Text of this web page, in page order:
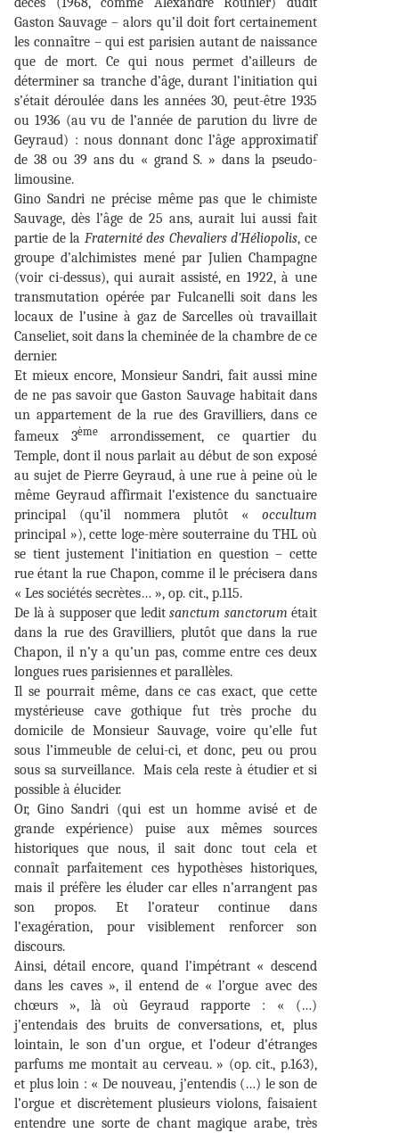
Gaston Sauvage – alors qu’il doit fort certainement
les connaître – qui est parisien autant de naissance
que de mort. Ce qui nous permet d’ailleurs de
déterminer sa tranche d’âge, durant l’initiation qui
s’était déroulée dans les années 30, peut-être 1935
ou 1936 (au vu de l’année de parution du livre de
Geyraud) : nous donnant donc l’âge approximatif
de 38 ou 39 ans du « grand S. » dans la pseudo-
limousine.
Gino Sandri ne précise même pas que le chimiste
Sauvage, dès l’âge de 25 ans, aurait lui aussi fait
partie de la Fraternité des Chevaliers d’Héliopolis, ce
groupe d’alchimistes mené par Julien Champagne
(voir ci-dessus), qui aurait assisté, en 1922, à une
transmutation opérée par Fulcanelli soit dans les
locaux de l’usine à gaz de Sarcelles où travaillait
Canseliet, soit dans la cheminée de la chambre de ce
dernier.
Et mieux encore, Monsieur Sandri, fait aussi mine
de ne pas savoir que Gaston Sauvage habitait dans
un appartement de la rue des Gravilliers, dans ce
fameux 3ème
arrondissement, ce quartier du
Temple, dont il nous parlait au début de son exposé
au sujet de Pierre Geyraud, à une rue à peine où le
même Geyraud affirmait l’existence du sanctuaire
principal (qu’il nommera plutôt « occultum
principal »), cette loge-mère souterraine du THL où
se tient justement l’initiation en question – cette
rue étant la rue Chapon, comme il le précisera dans
« Les sociétés secrètes… », op. cit., p.115.
De là à supposer que ledit sanctum sanctorum était
dans la rue des Gravilliers, plutôt que dans la rue
Chapon, il n’y a qu’un pas, comme entre ces deux
longues rues parisiennes et parallèles.
Il se pourrait même, dans ce cas exact, que cette
mystérieuse cave gothique fut très proche du
domicile de Monsieur Sauvage, voire qu’elle fut
sous l’immeuble de celui-ci, et donc, peu ou prou
sous sa surveillance. Mais cela reste à étudier et si
possible à élucider.
Or, Gino Sandri (qui est un homme avisé et de
grande expérience) puise aux mêmes sources
historiques que nous, il sait donc tout cela et
connaît parfaitement ces hypothèses historiques,
mais il préfère les éluder car elles n’arrangent pas
son propos. Et l’orateur continue dans
l’exagération, pour visiblement renforcer son
discours.
Ainsi, détail encore, quand l’impétrant « descend
dans les caves », il entend de « l’orgue avec des
chœurs », là où Geyraud rapporte : « (…)
j’entendais des bruits de conversations, et, plus
lointain, le son d’un orgue, et l’odeur d’étranges
parfums me montait au cerveau. » (op. cit., p.163),
et plus loin : « De nouveau, j’entendis (…) le son de
l’orgue et discrètement plusieurs violons, faisaient
entendre une sorte de chant magique arabe, très